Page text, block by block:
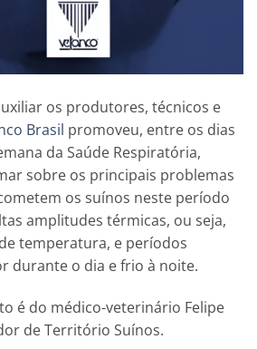
os produtores, técnicos e
Brasil promoveu, entre os dias
da Saúde Respiratória,
sobre os principais problemas
os suínos neste período
amplitudes térmicas, ou seja,
temperatura, e períodos
durante o dia e frio à noite.
é do médico-veterinário Felipe
de Território Suínos.